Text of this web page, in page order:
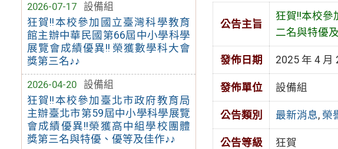
2026-07-17
設備組
狂賀!!本校參加國立臺灣科學教育
館主辦中華民國第66屆中小學科學
展覽會成績優異!! 榮獲數學科大會
獎第三名♪♪
2026-04-20
設備組
狂賀!!本校參加臺北市政府教育局
主辦臺北市第59屆中小學科學展覽
會成績優異!!榮獲高中組學校團體
獎第三名與特優、優等及佳作♪♪
公告主旨
狂賀!!本校參
二名與特優
發佈日期 2025 年 4 月
發佈單位 設備組
公告類別 最新消息, 榮
公告等級 狂賀